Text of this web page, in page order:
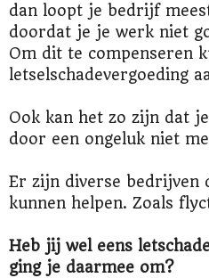
dan loopt je bedrijf
doordat je je werk niet
Om dit te compenseren
letselschadevergoeding
Ook kan het zo zijn dat
door een ongeluk niet
Er zijn diverse bedrijven
kunnen helpen. Zoals
Heb jij wel eens
ging je daarmee om?